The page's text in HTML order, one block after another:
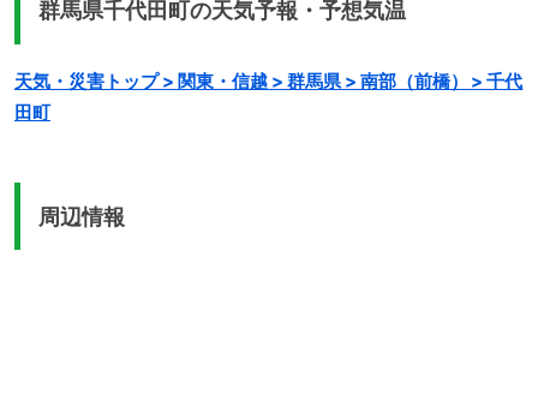
群馬県千代田町の天気予報・予想気温
天気・災害トップ > 関東・信越 > 群馬県 > 南部（前橋） > 千代
田町
周辺情報